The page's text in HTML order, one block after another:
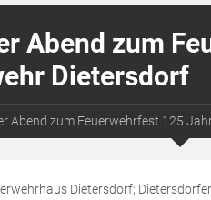
Abend zum
Dietersdorf
Abend zum Feuerwehrfest 125
Dietersdorf;